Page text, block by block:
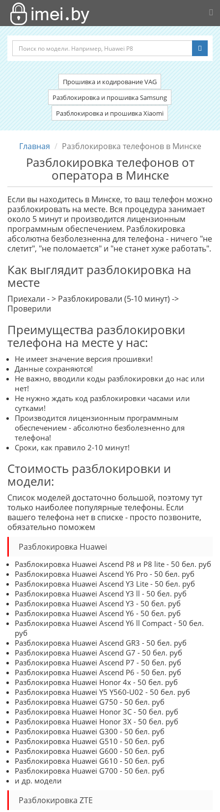
Прошивка и кодирование VAG
Разблокировка и прошивка Samsung
Разблокировка и прошивка Xiaomi
Главная Разблокировка телефонов в Минске
Разблокировка телефонов от
оператора в Минске
Если вы находитесь в Минске, то ваш телефон можно
разблокировать на месте. Вся процедура занимает
около 5 минут и производится лицензионным
программным обеспечением. Разблокировка
абсолютна безболезненна для телефона - ничего "не
слетит", "не поломается" и "не станет хуже работать".
Как выглядит разблокировка на
месте
Приехали - > Разблокировали (5-10 минут) ->
Проверили
Преимущества разблокировки
телефона на месте у нас:
Не имеет значение версия прошивки!
Данные сохраняются!
Не важно, вводили коды разблокировки до нас или
нет!
Не нужно ждать код разблокировки часами или
сутками!
Производится лицензионным программным
обеспечением - абсолютно безболезненно для
телефона!
Сроки, как правило 2-10 минут!
Стоимость разблокировки и
модели:
Список моделей достаточно большой, поэтому тут
только наиболее популярные телефоны. Если
вашего телефона нет в списке - просто позвоните,
обязательно поможем
Разблокировка Huawei
Разблокировка Huawei Ascend P8 и P8 lite - 50 бел. руб
Разблокировка Huawei Ascend Y6 Pro - 50 бел. руб
Разблокировка Huawei Ascend Y3 Lite - 50 бел. руб
Разблокировка Huawei Ascend Y3 ll - 50 бел. руб
Разблокировка Huawei Ascend Y3 - 50 бел. руб
Разблокировка Huawei Ascend Y6 - 50 бел. руб
Разблокировка Huawei Ascend Y6 ll Compact - 50 бел.
руб
Разблокировка Huawei Ascend GR3 - 50 бел. руб
Разблокировка Huawei Ascend G7 - 50 бел. руб
Разблокировка Huawei Ascend P7 - 50 бел. руб
Разблокировка Huawei Ascend P6 - 50 бел. руб
Разблокировка Huawei Honor 4x - 50 бел. руб
Разблокировка Huawei Y5 Y560-U02 - 50 бел. руб
Разблокировка Huawei G750 - 50 бел. руб
Разблокировка Huawei Honor 3C - 50 бел. руб
Разблокировка Huawei Honor 3X - 50 бел. руб
Разблокировка Huawei G300 - 50 бел. руб
Разблокировка Huawei G510 - 50 бел. руб
Разблокировка Huawei G600 - 50 бел. руб
Разблокировка Huawei G610 - 50 бел. руб
Разблокировка Huawei G700 - 50 бел. руб
и др. модели
Разблокировка ZTE